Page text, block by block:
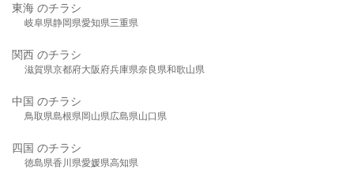
東海 のチラシ
岐阜県静岡県愛知県三重県
関西 のチラシ
滋賀県京都府大阪府兵庫県奈良県和歌山県
中国 のチラシ
鳥取県島根県岡山県広島県山口県
四国 のチラシ
徳島県香川県愛媛県高知県